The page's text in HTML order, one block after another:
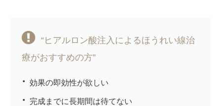
“ヒアルロン酸注入によるほうれい線治
療がおすすめの方”
効果の即効性が欲しい
完成までに長期間は待てない